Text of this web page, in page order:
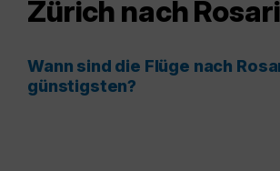
Zürich nach
Wann sind die Flüge nach
günstigsten?